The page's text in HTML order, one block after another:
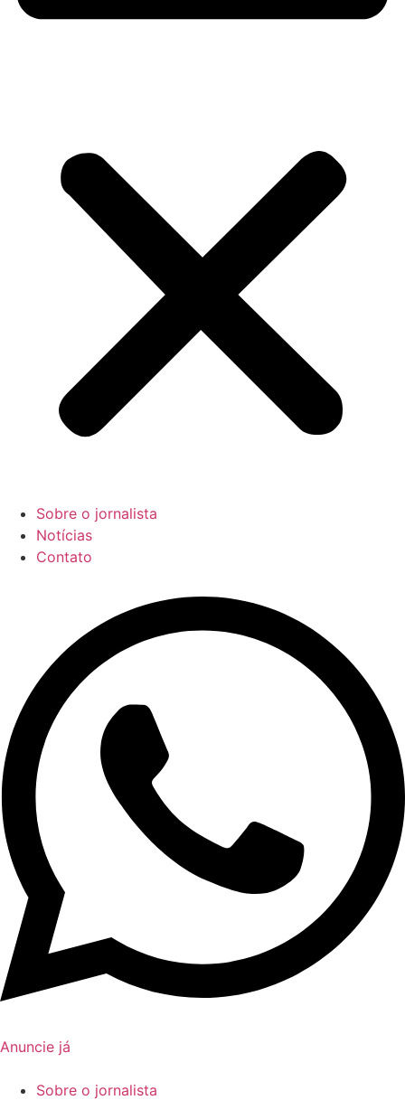
Sobre o jornalista
Notícias
Contato
Anuncie já
Sobre o jornalista